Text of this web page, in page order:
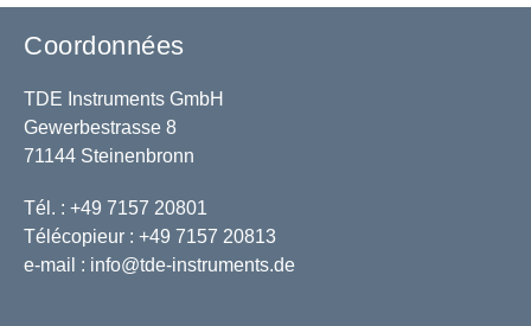
Coordonnées
TDE Instruments GmbH
Gewerbestrasse 8
71144 Steinenbronn
Tél. : +49 7157 20801
Télécopieur : +49 7157 20813
e-mail : info@tde-instruments.de